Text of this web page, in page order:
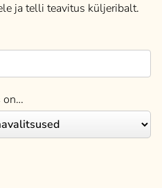
ja telli teavitus küljeribalt.
on…